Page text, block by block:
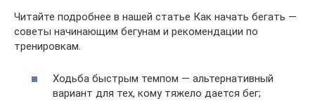
Читайте подробнее в нашей статье Как начать бегать —
советы начинающим бегунам и рекомендации по
тренировкам.
Ходьба быстрым темпом — альтернативный
вариант для тех, кому тяжело дается бег;